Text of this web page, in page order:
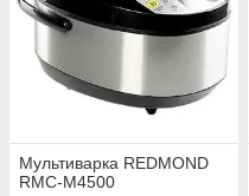
Мультиварка REDMOND
RMC-M4500